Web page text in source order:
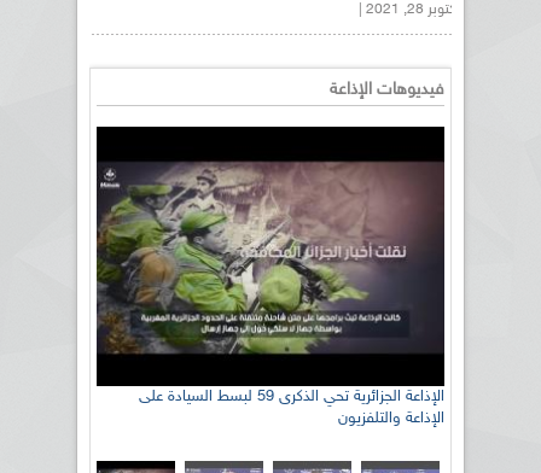
أكتوبر 28, 2021 |
فيديوهات الإذاعة
الإذاعة الجزائرية تحي الذكرى 59 لبسط السيادة على
الإذاعة والتلفزيون